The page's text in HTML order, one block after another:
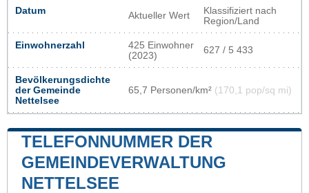
Datum Aktueller Wert
Klassifiziert nach
Region/Land
Einwohnerzahl
425 Einwohner
(2023)
627 / 5 433
Bevölkerungsdichte
der Gemeinde
Nettelsee
65,7 Personen/km² (170,1 pop/sq mi)
TELEFONNUMMER DER
GEMEINDEVERWALTUNG
NETTELSEE